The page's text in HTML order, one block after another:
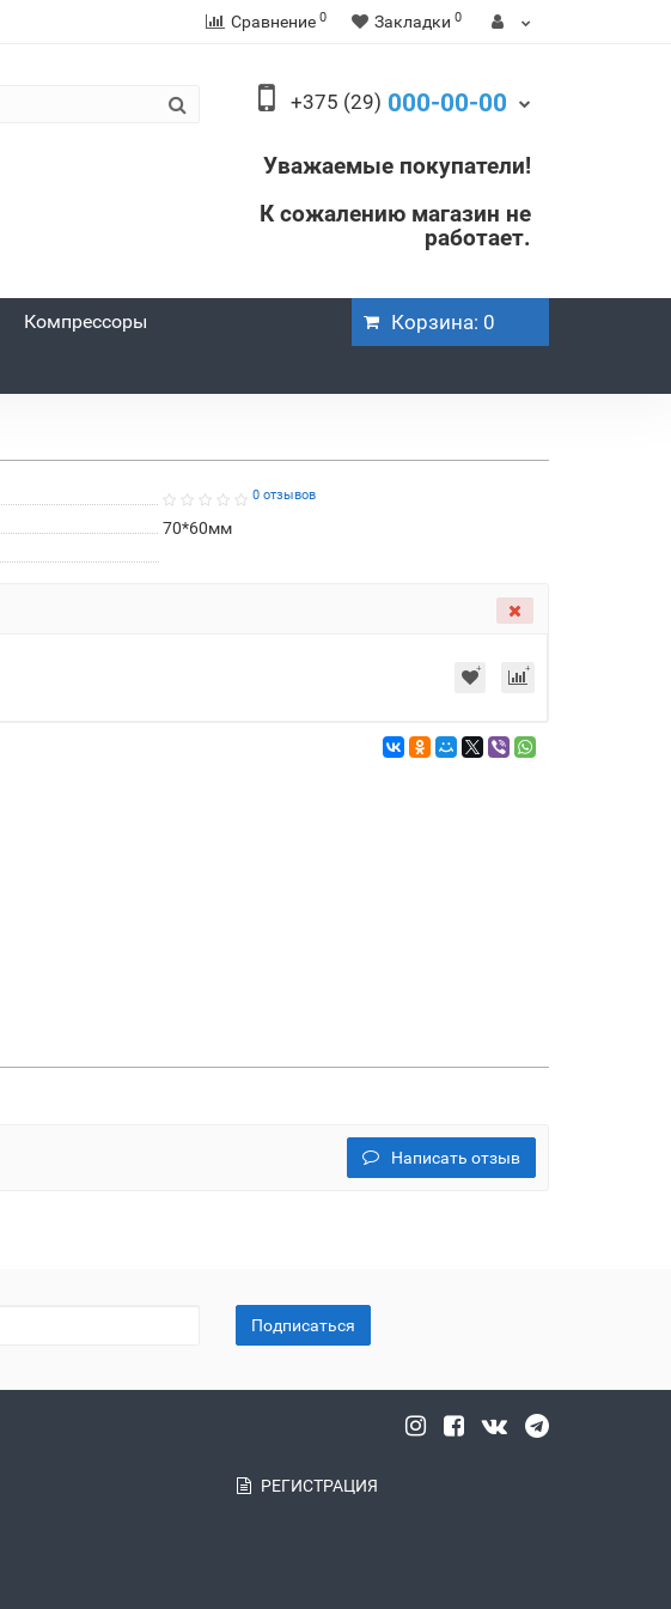
Сравнение 0 Закладки 0
+375 (29) 000-00-00
Уважаемые покупатели!
К сожалению магазин не
работает.
Компрессоры Корзина: 0
0 отзывов
70*60мм
Написать отзыв
Подписаться
РЕГИСТРАЦИЯ